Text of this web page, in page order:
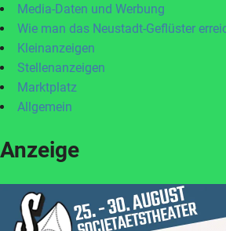
Media-Daten und Werbung
Wie man das Neustadt-Geflüster
Kleinanzeigen
Stellenanzeigen
Marktplatz
Allgemein
Anzeige